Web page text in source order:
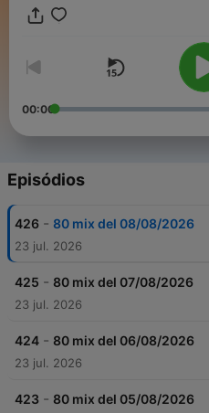
00:00
Episódios
426 - 80 mix del 08/08/2026
23 jul. 2026
425 - 80 mix del 07/08/2026
23 jul. 2026
424 - 80 mix del 06/08/2026
23 jul. 2026
423 - 80 mix del 05/08/2026